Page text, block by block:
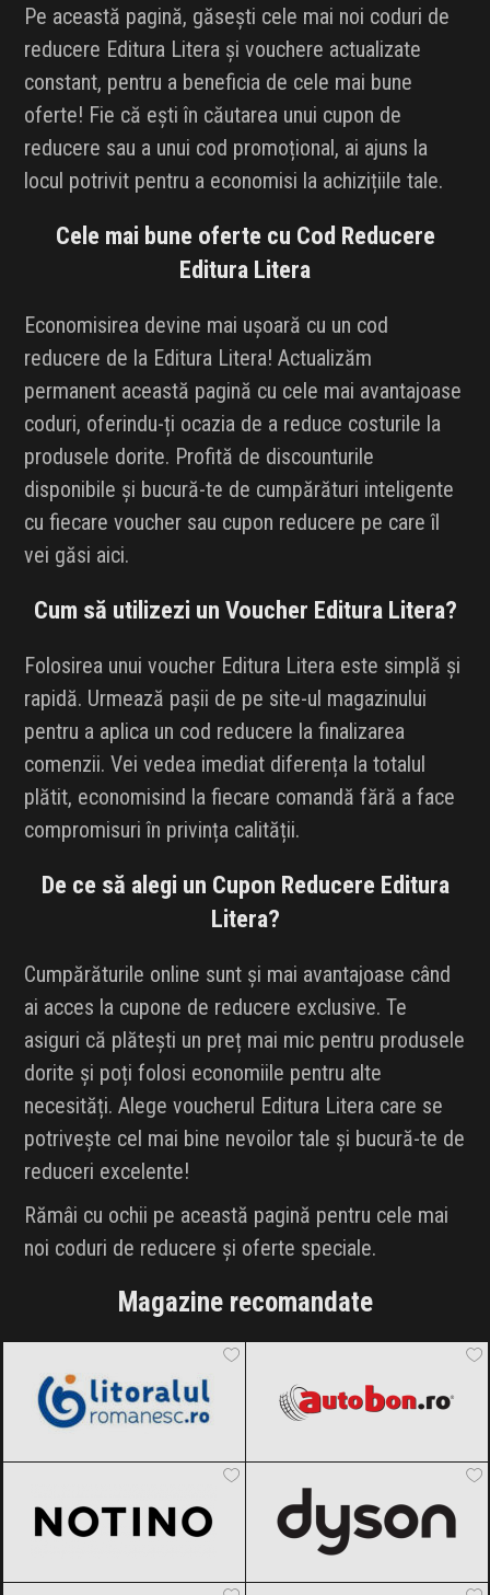
Pe această pagină, găsești cele mai noi coduri de
reducere Editura Litera și vouchere actualizate
constant, pentru a beneficia de cele mai bune
oferte! Fie că ești în căutarea unui cupon de
reducere sau a unui cod promoțional, ai ajuns la
locul potrivit pentru a economisi la achizițiile tale.
Cele mai bune oferte cu Cod Reducere
Editura Litera
Economisirea devine mai ușoară cu un cod
reducere de la Editura Litera! Actualizăm
permanent această pagină cu cele mai avantajoase
coduri, oferindu-ți ocazia de a reduce costurile la
produsele dorite. Profită de discounturile
disponibile și bucură-te de cumpărături inteligente
cu fiecare voucher sau cupon reducere pe care îl
vei găsi aici.
Cum să utilizezi un Voucher Editura Litera?
Folosirea unui voucher Editura Litera este simplă și
rapidă. Urmează pașii de pe site-ul magazinului
pentru a aplica un cod reducere la finalizarea
comenzii. Vei vedea imediat diferența la totalul
plătit, economisind la fiecare comandă fără a face
compromisuri în privința calității.
De ce să alegi un Cupon Reducere Editura
Litera?
Cumpărăturile online sunt și mai avantajoase când
ai acces la cupone de reducere exclusive. Te
asiguri că plătești un preț mai mic pentru produsele
dorite și poți folosi economiile pentru alte
necesități. Alege voucherul Editura Litera care se
potrivește cel mai bine nevoilor tale și bucură-te de
reduceri excelente!
Rămâi cu ochii pe această pagină pentru cele mai
noi coduri de reducere și oferte speciale.
Magazine recomandate
2026